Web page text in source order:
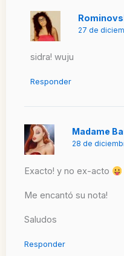
27 de
sidra! wuju
Responder
Madame
28 de
Exacto! y no ex-acto
Me encantó su nota!
Saludos
Responder